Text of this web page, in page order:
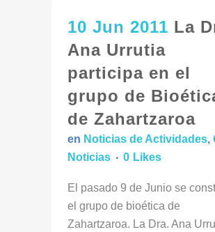
10 Jun 2011 La
Ana Urrutia
participa en el
grupo de
de Zahartzaroa
en Noticias de Actividades,
Noticias
0 Likes
El pasado 9 de Junio se
el grupo de bioética de
Zahartzaroa. La Dra. Ana